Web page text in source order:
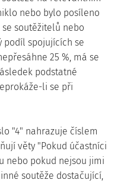
nebo bylo posíleno
soutěžitelů nebo
podíl spojujících se
25 %, má se
podstatné
li se při
"4" nahrazuje číslem
věty "Pokud účastníci
nebo pokud nejsou jimi
soutěže dostačující,